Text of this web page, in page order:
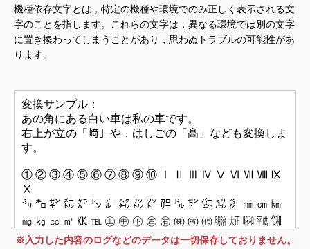
機種依存文字とは，特定の機種や環境でのみ正しく表示される文
字のことを指します。これらの文字は，異なる環境では別の文字
に置き換わってしまうことがあり，思わぬトラブルの可能性があ
ります。
※入力した内容のログなどのデータは一切保存しておりません。